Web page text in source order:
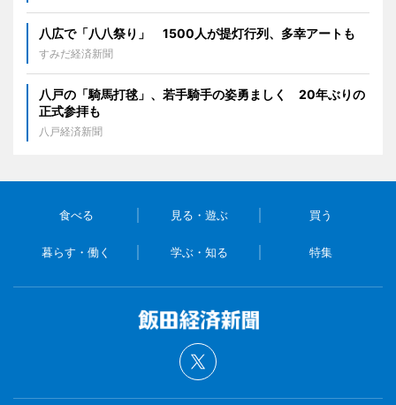
八広で「八八祭り」 1500人が提灯行列、多幸アートも
すみだ経済新聞
八戸の「騎馬打毬」、若手騎手の姿勇ましく 20年ぶりの
正式参拝も
八戸経済新聞
食べる 見る・遊ぶ 買う
暮らす・働く 学ぶ・知る 特集